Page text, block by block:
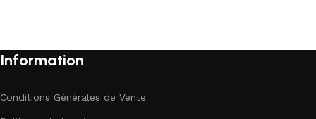
Information
Conditions Générales de Vente